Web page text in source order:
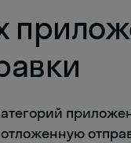
отложенную